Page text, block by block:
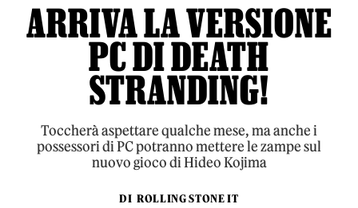
ARRIVA LA VERSIONE
PC DI DEATH
STRANDING!
Toccherà aspettare qualche mese, ma anche i
possessori di PC potranno mettere le zampe sul
nuovo gioco di Hideo Kojima
DI ROLLING STONE IT